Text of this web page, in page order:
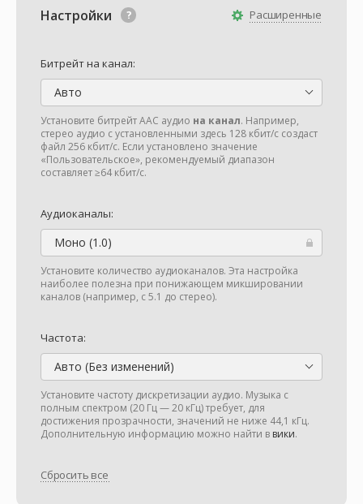
Расширенные
Настройки
Битрейт на канал:
Авто
Установите битрейт AAC аудио на канал. Например,
стерео аудио с установленными здесь 128 кбит/с создаст
файл 256 кбит/с. Если установлено значение
«Пользовательское», рекомендуемый диапазон
составляет ≥64 кбит/с.
Аудиоканалы:
Моно (1.0)
Установите количество аудиоканалов. Эта настройка
наиболее полезна при понижающем микшировании
каналов (например, с 5.1 до стерео).
Частота:
Авто (Без изменений)
Установите частоту дискретизации аудио. Музыка с
полным спектром (20 Гц — 20 кГц) требует, для
достижения прозрачности, значений не ниже 44,1 кГц.
Дополнительную информацию можно найти в вики.
Сбросить все